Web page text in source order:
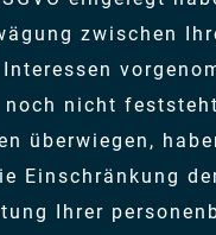
zwischen
noch nicht
überwiegen,
Einschränkung
Ihrer